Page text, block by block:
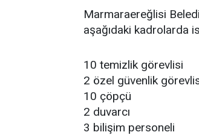
Marmaraereğlisi
aşağıdaki kadrolarda
10 temizlik görevlisi
2 özel güvenlik
10 çöpçü
2 duvarcı
3 bilişim personeli